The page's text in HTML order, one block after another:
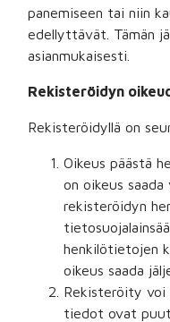
panemiseen tai niin
edellyttävät. Tämän
asianmukaisesti.
Rekisteröidyn
Rekisteröidyllä on
Oikeus päästä
on oikeus
rekisteröidyn
henkilötietojen
oikeus saada
Rekisteröity voi
tiedot ovat